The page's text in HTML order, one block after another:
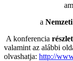
a
A konferencia
valamint az alábbi
olvashatja: http://